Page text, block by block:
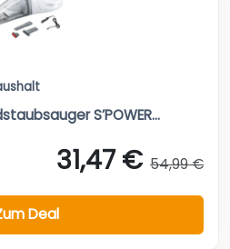
S’POWER...
31,47 € 54,99 €
Deal